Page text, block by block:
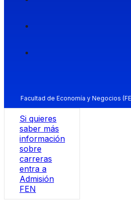
Facultad de Economía y Negocios
Si quieres
saber más
información
sobre
carreras
entra a
Admisión
FEN